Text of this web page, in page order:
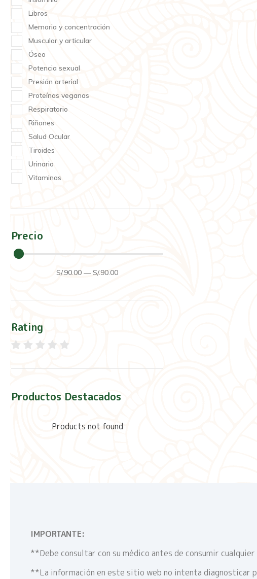
Libros
Memoria y concentración
Muscular y articular
Óseo
Potencia sexual
Presión arterial
Proteínas veganas
Respiratorio
Riñones
Salud Ocular
Tiroides
Urinario
Vitaminas
Precio
S/.90.00 —S/.90.00
Rating
Productos Destacados
Products not found
IMPORTANTE:
**Debe consultar con su médico antes de consumir
**La información en este sitio web no intenta diagnosticar